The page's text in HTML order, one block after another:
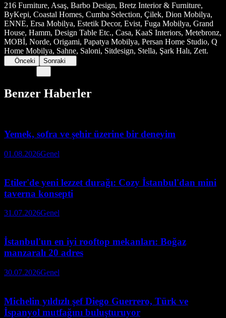
216 Furniture, Asaş, Barbo Design, Bretz Interior & Furniture,
ByKepi, Coastal Homes, Cumba Selection, Çilek, Dion Mobilya,
ENNE, Ersa Mobilya, Estetik Decor, Evist, Fuga Mobilya, Grand
House, Hamm, Design Table Etc., Casa, KaaS Interiors, Metebronz,
MOBİ, Norde, Origami, Papatya Mobilya, Persan Home Studio, Q
Home Mobilya, Sahne, Saloni, Sitdesign, Stella, Şark Halı, Zett.
Önceki Sonraki
Benzer Haberler
Yemek, sofra ve şehir üzerine bir deneyim
01.08.2026Genel
Etiler'de yeni lezzet durağı: Cozy İstanbul'dan mini
taverna konsepti
31.07.2026Genel
İstanbul'un en iyi rooftop mekanları: Boğaz
manzaralı 20 adres
30.07.2026Genel
Michelin yıldızlı şef Diego Guerrero, Türk ve
İspanyol mutfağını buluşturuyor